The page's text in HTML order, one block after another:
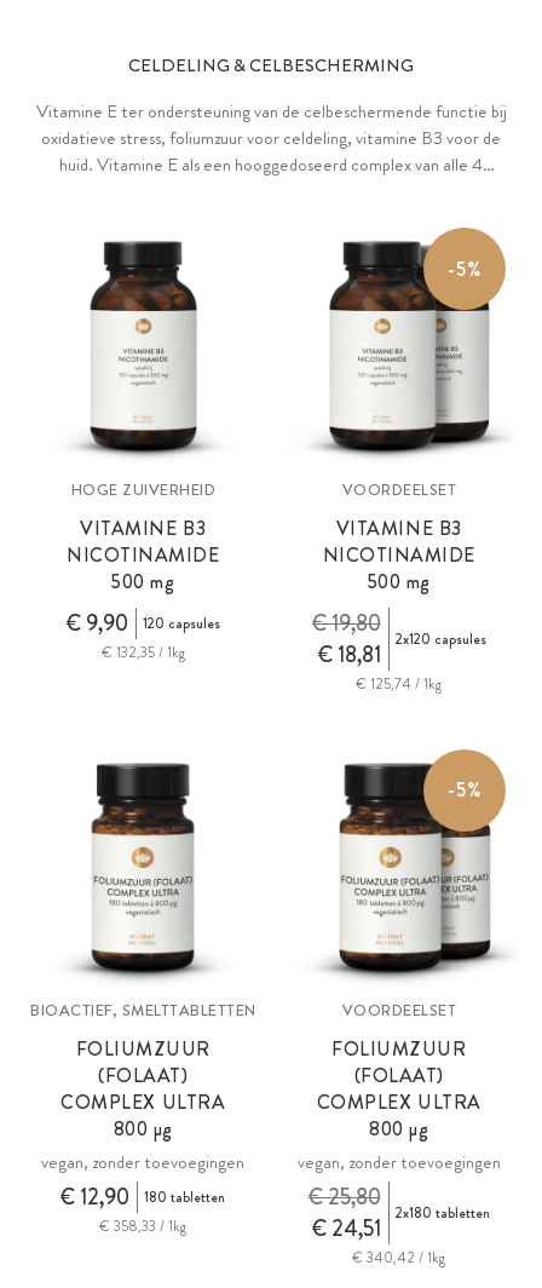
CELDELING & CELBESCHERMING
Vitamine E ter ondersteuning van de celbeschermende functie bij
oxidatieve stress, foliumzuur voor celdeling, vitamine B3 voor de
huid. Vitamine E als een hooggedoseerd complex van alle 4
actieve vitamine B3 als flushvrij nicotinamide in zeer zuivere
farmaceutische kwaliteit.
HOGE ZUIVERHEID
VITAMINE B3
NICOTINAMIDE
500mg
€ 9,90
120 capsules
€ 132,35 / 1kg
-5%
VOORDEELSET
VITAMINE B3
NICOTINAMIDE
500 mg
€ 18,81
€ 19,80 2x120 capsules
€ 125,74 / 1kg
BIOACTIEF, SMELTTABLETTEN
FOLIUMZUUR
(FOLAAT)
COMPLEX ULTRA
800 µg
vegan, zonder toevoegingen
€ 12,90
180 tabletten
€ 358,33 / 1kg
-5%
VOORDEELSET
FOLIUMZUUR
(FOLAAT)
COMPLEX ULTRA
800 µg
vegan, zonder toevoegingen
€ 24,51
€ 25,80 2x180 tabletten
€ 340,42 / 1kg